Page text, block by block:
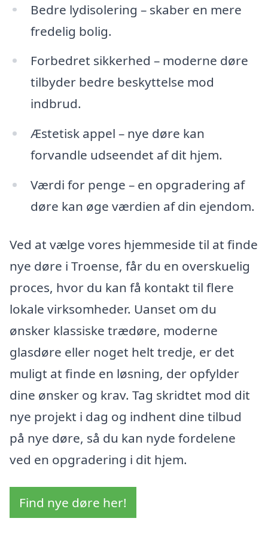
Bedre lydisolering – skaber en mere
fredelig bolig.
Forbedret sikkerhed – moderne døre
tilbyder bedre beskyttelse mod
indbrud.
Æstetisk appel – nye døre kan
forvandle udseendet af dit hjem.
Værdi for penge – en opgradering af
døre kan øge værdien af din ejendom.
Ved at vælge vores hjemmeside til at finde
nye døre i Troense, får du en overskuelig
proces, hvor du kan få kontakt til flere
lokale virksomheder. Uanset om du
ønsker klassiske trædøre, moderne
glasdøre eller noget helt tredje, er det
muligt at finde en løsning, der opfylder
dine ønsker og krav. Tag skridtet mod dit
nye projekt i dag og indhent dine tilbud
på nye døre, så du kan nyde fordelene
ved en opgradering i dit hjem.
Find nye døre her!